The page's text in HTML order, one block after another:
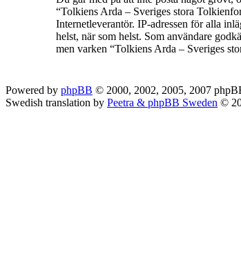
“Tolkiens Arda – Sveriges stora
Internetleverantör. IP-adressen för alla
helst, när som helst. Som användare
men varken “Tolkiens Arda – Sveriges
Powered by phpBB © 2000, 2002, 2005, 2007
Swedish translation by Peetra & phpBB Sweden ©